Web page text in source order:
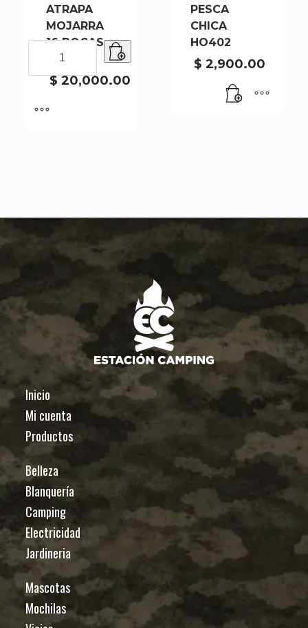
ATRAPA
MOJARRA
16 BOCAS
JP-16
$20,000.00
ATRAPA
MOJARRA
BOCAS
PESCA
CHICA
HO402
$ 2,900.00
Inicio
Mi cuenta
Productos
Belleza
Blanquería
Camping
Electricidad
Jardineria
Mascotas
Mochilas